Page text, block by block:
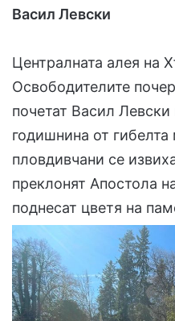
Васил Левски
Централната алея на
Освободителите
почетат Васил Левски
годишнина от
пловдивчани се
преклонят Апостола
поднесат цветя на